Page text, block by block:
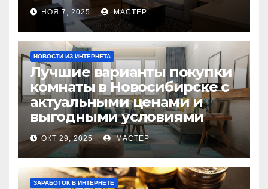
НОЯ 7, 2025 МАСТЕР
НОВОСТИ ИЗ ИНТЕРНЕТА
Лучшие варианты покупки
комнаты в Новосибирске с
актуальными ценами и
выгодными условиями
ОКТ 29, 2025 МАСТЕР
ЗАРАБОТОК В ИНТЕРНЕТЕ